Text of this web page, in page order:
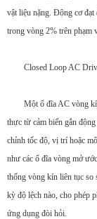
vật liệu nặng. Động cơ
trong vòng 2% trên phạm
Closed Loop AC
Một ổ đĩa AC vòng
thực từ cảm biến gắn
chỉnh tốc độ, vị trí hoặc
như các ổ đĩa vòng mở
thống vòng kín liên tục so
kỳ độ lệch nào, cho phép
ứng dụng đòi hỏi.